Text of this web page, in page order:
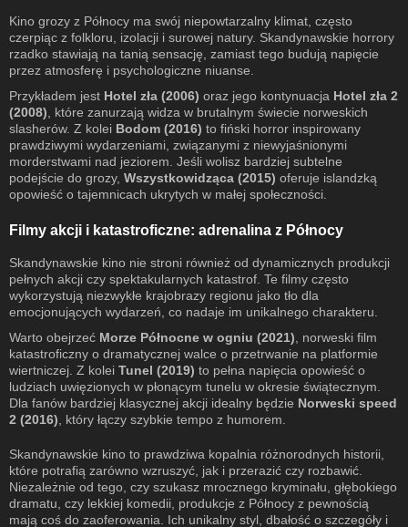
Kino grozy z Północy ma swój niepowtarzalny klimat, często
czerpiąc z folkloru, izolacji i surowej natury. Skandynawskie horrory
rzadko stawiają na tanią sensację, zamiast tego budują napięcie
przez atmosferę i psychologiczne niuanse.
Przykładem jest Hotel zła (2006) oraz jego kontynuacja Hotel zła 2
(2008) , które zanurzają widza w brutalnym świecie norweskich
slasherów. Z kolei Bodom (2016) to fiński horror inspirowany
prawdziwymi wydarzeniami, związanymi z niewyjaśnionymi
morderstwami nad jeziorem. Jeśli wolisz bardziej subtelne
podejście do grozy, Wszystkowidząca (2015) oferuje islandzką
opowieść o tajemnicach ukrytych w małej społeczności.
Filmy akcji i katastroficzne: adrenalina z Północy
Skandynawskie kino nie stroni również od dynamicznych produkcji
pełnych akcji czy spektakularnych katastrof. Te filmy często
wykorzystują niezwykłe krajobrazy regionu jako tło dla
emocjonujących wydarzeń, co nadaje im unikalnego charakteru.
Warto obejrzeć Morze Północne w ogniu (2021) , norweski film
katastroficzny o dramatycznej walce o przetrwanie na platformie
wiertniczej. Z kolei Tunel (2019) to pełna napięcia opowieść o
ludziach uwięzionych w płonącym tunelu w okresie świątecznym.
Dla fanów bardziej klasycznej akcji idealny będzie Norweski speed
2 (2016) , który łączy szybkie tempo z humorem.
Skandynawskie kino to prawdziwa kopalnia różnorodnych historii,
które potrafią zarówno wzruszyć, jak i przerazić czy rozbawić.
Niezależnie od tego, czy szukasz mrocznego kryminału, głębokiego
dramatu, czy lekkiej komedii, produkcje z Północy z pewnością
mają coś do zaoferowania. Ich unikalny styl, dbałość o szczegóły i